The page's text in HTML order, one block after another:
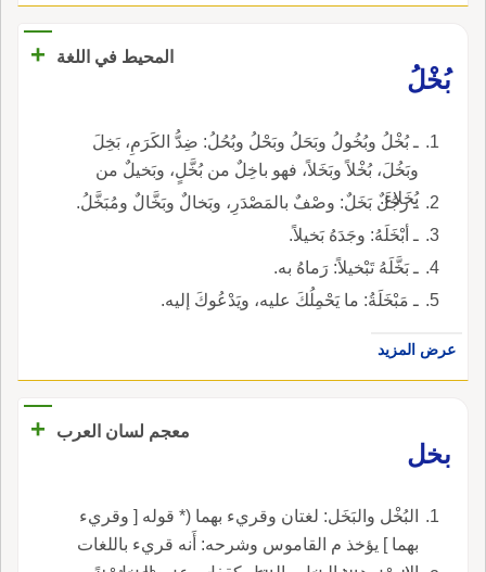
المحيط في اللغة
+
بُخْلُ
ـ بُخْلُ وبُخُولُ وبَحَلُ وبَحْلُ وبُحُلُ: ضِدُّ الكَرَمِ، بَخِلَ
وبَخُلَ، بُخْلاً وبَخَلاً، فهو باخِلٌ من بُخَّلٍ، وبَخيلٌ من
بُخَلاءَ.
ـ رجُلٌ بَخَلٌ: وصْفٌ بالمَصْدَرِ، وبَخالٌ وبَخَّالٌ ومُبَخَّلُ.
ـ أبْخَلَهُ: وجَدَهُ بَخيلاً.
ـ بَخَّلَهُ تَبْخيلاً: رَماهُ به.
ـ مَبْخَلَةُ: ما يَحْمِلُكَ عليه، ويَدْعُوكَ إليه.
عرض المزيد
معجم لسان العرب
+
بخل
البُخْل والبَخَل: لغتان وقريء بهما (* قوله [ وقريء
بهما ] يؤخذ م القاموس وشرحه: أَنه قريء باللغات